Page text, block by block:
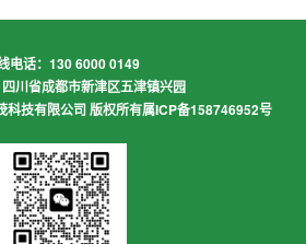
电话：130 6000 0149
川省成都市新津区五津镇兴园
技有限公司 版权所有属ICP备158746952号